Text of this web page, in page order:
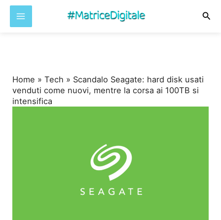
Home »Tech » Scandalo Seagate: hard disk usati
venduti come nuovi, mentre la corsa ai 100TB si
intensifica